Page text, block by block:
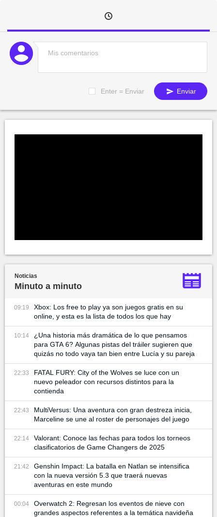
Enter = Enviar Enviar
Noticias
Minuto a minuto
09:19
Xbox: Los free to play ya son juegos gratis en su
online, y esta es la lista de todos los que hay
10:14
¿Una historia más dramática de lo que pensamos
para GTA 6? Algunas pistas del tráiler sugieren que
quizás no todo vaya tan bien entre Lucía y su pareja
22:33
FATAL FURY: City of the Wolves se luce con un
nuevo peleador con recursos distintos para la
contienda
22:43
MultiVersus: Una aventura con gran destreza inicia,
Marceline se une al roster de personajes del juego
22:14
Valorant: Conoce las fechas para todos los torneos
clasificatorios de Game Changers de 2025
21:42
Genshin Impact: La batalla en Natlan se intensifica
con la nueva versión 5.3 que traerá nuevas
aventuras en este mundo
00:04
Overwatch 2: Regresan los eventos de nieve con
grandes aspectos referentes a la temática navideña